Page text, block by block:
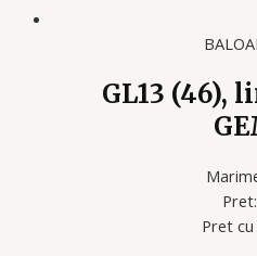
GL13 (46),
Pret cu